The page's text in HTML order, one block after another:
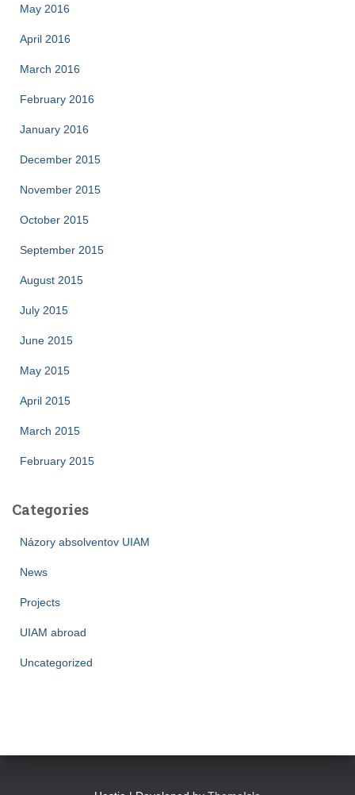
May 2016
April 2016
March 2016
February 2016
January 2016
December 2015
November 2015
October 2015
September 2015
August 2015
July 2015
June 2015
May 2015
April 2015
March 2015
February 2015
Categories
Názory absolventov UIAM
News
Projects
UIAM abroad
Uncategorized